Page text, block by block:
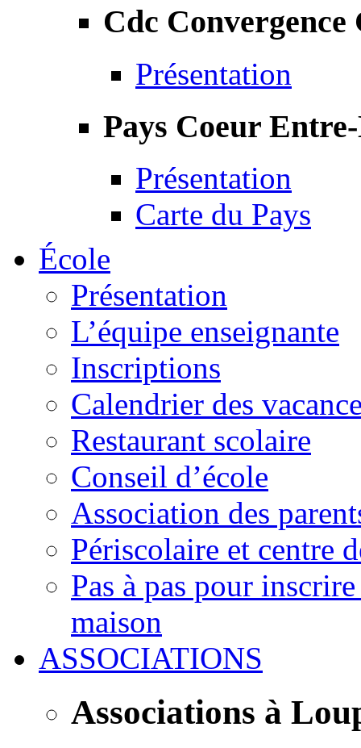
Cdc Convergence
Présentation
Pays Coeur
Présentation
Carte du Pays
École
Présentation
L’équipe enseignante
Inscriptions
Calendrier des
Restaurant scolaire
Conseil d’école
Association des
Périscolaire et centre
Pas à pas pour
maison
ASSOCIATIONS
Associations à